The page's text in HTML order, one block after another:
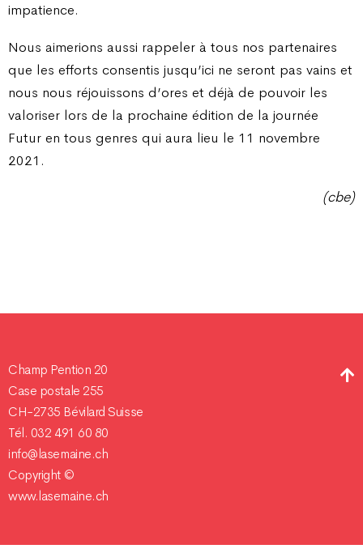
impatience.
Nous aimerions aussi rappeler à tous nos partenaires
que les efforts consentis jusqu’ici ne seront pas vains et
nous nous réjouissons d’ores et déjà de pouvoir les
valoriser lors de la prochaine édition de la journée
Futur en tous genres qui aura lieu le 11 novembre
2021.
(cbe)
Champ Pention 20
Case postale 255
CH-2735 Bévilard Suisse
Tél. 032 491 60 80
info@lasemaine.ch
Copyright ©
www.lasemaine.ch